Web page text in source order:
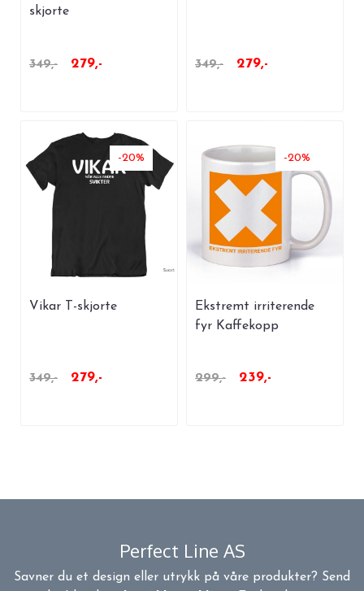
skjorte
349,- 279,- 349,- 279,-
-20%
Vikar T-skjorte
349,- 279,-
-20%
Ekstremt irriterende
fyr Kaffekopp
299,- 239,-
Perfect Line AS
Savner du et design eller utrykk på våre produkter? Send